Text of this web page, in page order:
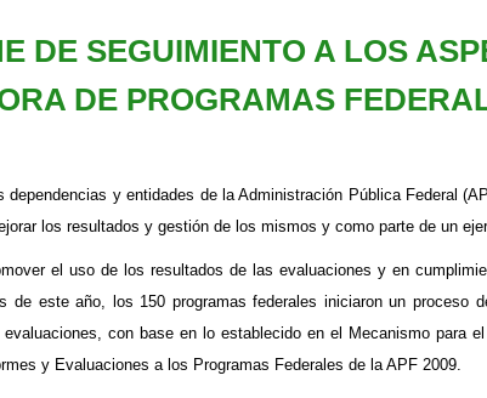
DE SEGUIMIENTO A LOS
DE PROGRAMAS
dependencias y entidades de la Administración Pública Federal
los resultados y gestión de los mismos y como parte de un
el uso de los resultados de las evaluaciones y en
de este año, los 150 programas federales iniciaron un proceso
con base en lo establecido en el Mecanismo para
y Evaluaciones a los Programas Federales de la APF 2009.